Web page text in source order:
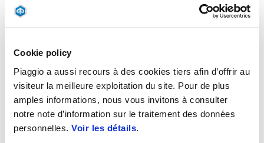
Cookie policy
Piaggio a aussi recours à des cookies tiers afin d’offrir au
visiteur la meilleure exploitation du site. Pour de plus
amples informations, nous vous invitons à consulter
notre note d’information sur le traitement des données
personnelles. Voir les détails
Valable jusqu'au31 août 2026